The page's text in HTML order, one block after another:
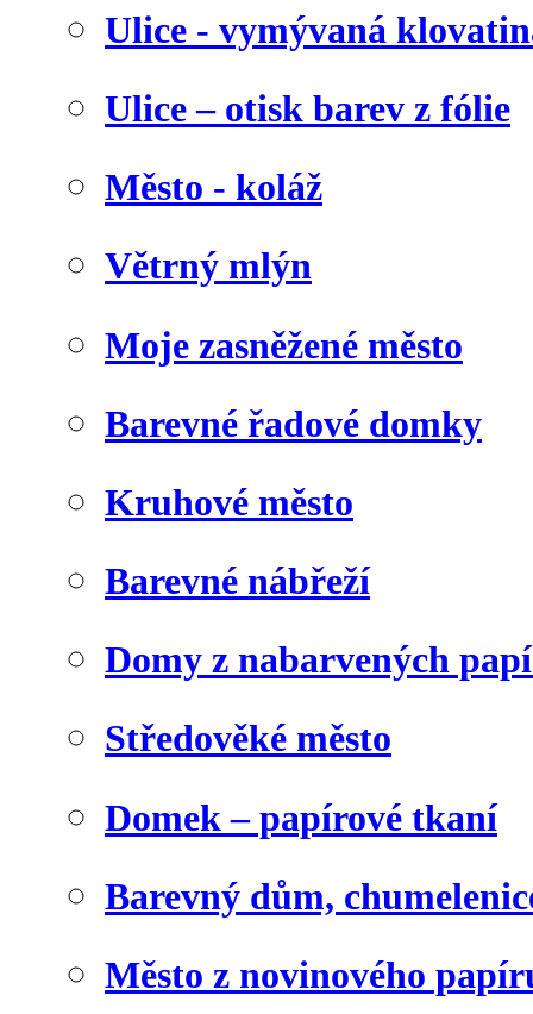
Ulice - vymývaná
Ulice – otisk barev z fólie
Město - koláž
Větrný mlýn
Moje zasněžené město
Barevné řadové domky
Kruhové město
Barevné nábřeží
Domy z nabarvených
Středověké město
Domek – papírové tkaní
Barevný dům,
Město z novinového